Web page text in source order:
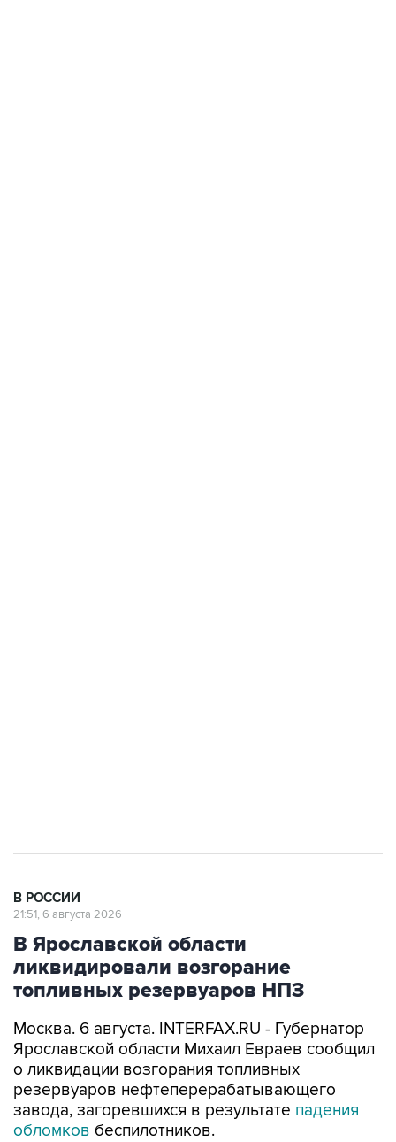
В РОССИИ
21:51, 6 августа 2026
В Ярославской области
ликвидировали возгорание
топливных резервуаров НПЗ
Москва. 6 августа. INTERFAX.RU - Губернатор
Ярославской области Михаил Евраев сообщил
о ликвидации возгорания топливных
резервуаров нефтеперерабатывающего
завода, загоревшихся в результате падения
обломков беспилотников.